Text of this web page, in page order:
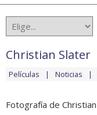
Christian Slater
Películas Noticias
Fotografía de